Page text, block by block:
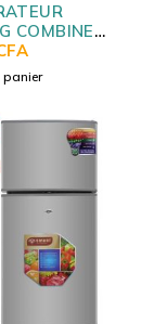
COMBINE
SILVER
panier